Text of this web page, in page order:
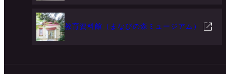
教育資料館（まなびの森ミュージアム）